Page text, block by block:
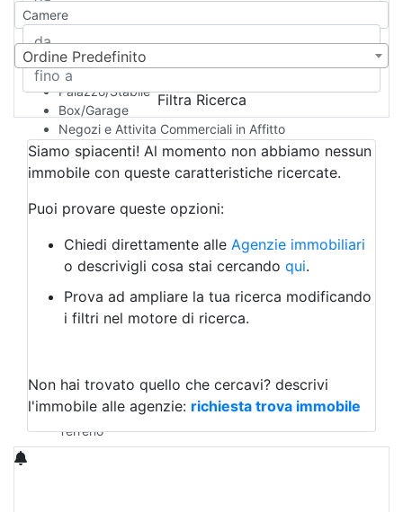
Rustico/Casale
Camera d'Albergo
Multiproprietà
Palazzo/Stabile
Box/Garage
Negozi e Attivita Commerciali in Affitto
Qualsiasi
Attività/Licenza Commerciale
Azienda Agricola
Bar/Ristorante
Albergo
Laboratorio Artigianale
Negozio/locale commerciale
Agriturismo
Magazzini
Qualsiasi
Terreno edificabile
Terreno
Camere
Ordine Predefinito
Filtra Ricerca
Siamo spiacenti! Al momento non abbiamo nessun
immobile con queste caratteristiche ricercate.
Puoi provare queste opzioni:
Chiedi direttamente alle Agenzie immobiliari
o descrivigli cosa stai cercando qui.
Prova ad ampliare la tua ricerca modificando
i filtri nel motore di ricerca.
Non hai trovato quello che cercavi? descrivi
l'immobile alle agenzie: richiesta trova immobile